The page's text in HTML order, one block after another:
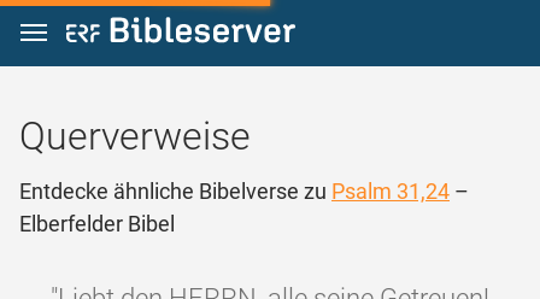
Zum Inhalt springen
Querverweise
Entdecke ähnliche Bibelverse zu Psalm 31,24 –
Elberfelder Bibel